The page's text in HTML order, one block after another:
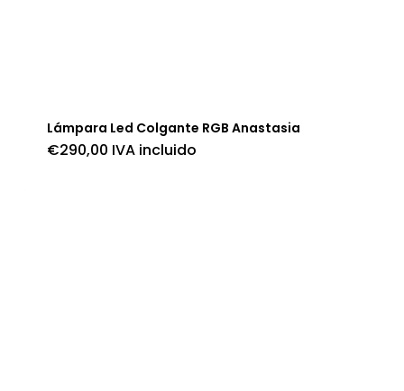
Lámpara Led Colgante RGB Anastasia
€290,00 IVA incluido